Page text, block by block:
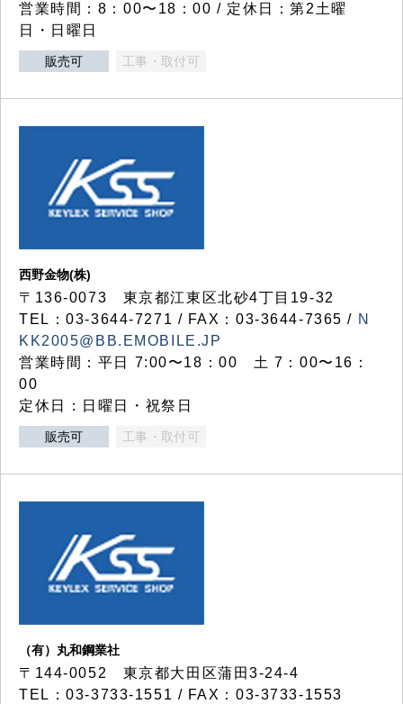
営業時間：8：00〜18：00 / 定休日：第2土曜
日・日曜日
販売可 工事・取付可
西野金物(株)
〒136-0073 東京都江東区北砂4丁目19-32
TEL：03‐3644‐7271 / FAX：03-3644-7365 / N
KK2005@BB.EMOBILE.JP
営業時間：平日 7:00〜18：00 土 7：00〜16：
00
定休日：日曜日・祝祭日
販売可 工事・取付可
（有）丸和鋼業社
〒144-0052 東京都大田区蒲田3-24-4
TEL：03-3733-1551 / FAX：03-3733-1553